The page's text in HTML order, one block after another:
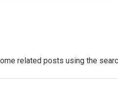
related posts using the